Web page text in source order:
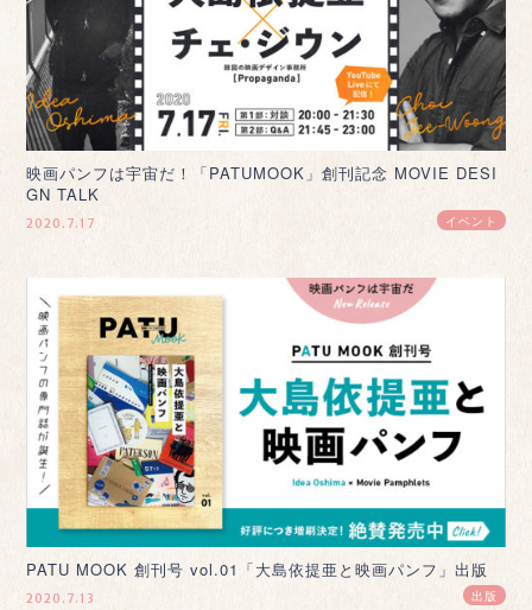
映画パンフは宇宙だ！「PATUMOOK」創刊記念 MOVIE DESI
GN TALK
2020.7.17 イベント
PATU MOOK 創刊号 vol.01「大島依提亜と映画パンフ」出版
2020.7.13 出版